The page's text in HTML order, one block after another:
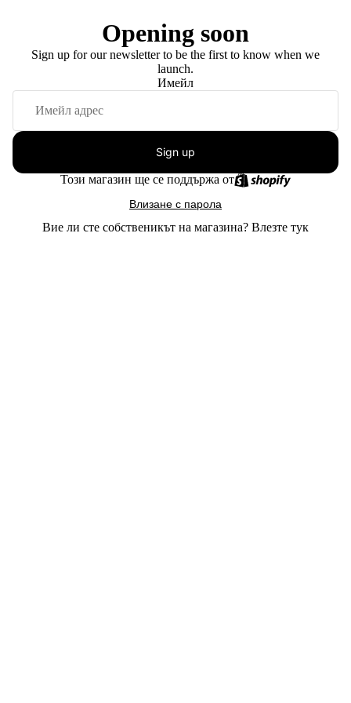
Opening soon
Sign up for our newsletter to be the first to know when we
launch.
Имейл
Sign up
Този магазин ще се поддържа от
Влизане с парола
Вие ли сте собственикът на магазина? Влезте тук